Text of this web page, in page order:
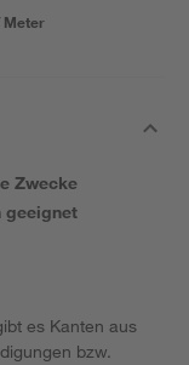
Meter
Zwecke
geeignet
es Kanten aus
bzw.